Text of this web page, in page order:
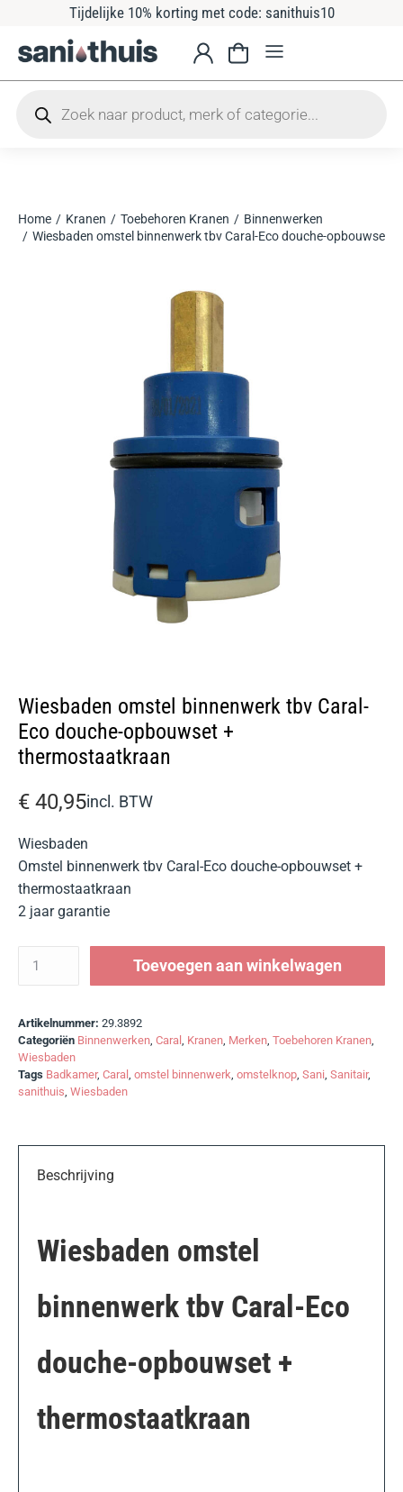
Tijdelijke 10% korting met code: sanithuis10
Je bent hier:
Home Kranen Toebehoren Kranen
Binnenwerken
Wiesbaden omstel binnenwerk tbv Caral-Eco douche-opbouwset
Wiesbaden omstel binnenwerk tbv Caral-
Eco douche-opbouwset +
thermostaatkraan
€ 40,95incl. BTW
Wiesbaden
Omstel binnenwerk tbv Caral-Eco douche-opbouwset +
thermostaatkraan
2 jaar garantie
Toevoegen aan winkelwagen
Artikelnummer: 29.3892
Categoriën Binnenwerken, Caral , Kranen, Merken, Toebehoren Kranen,
Wiesbaden
Tags Badkamer, Caral , omstel binnenwerk, omstelknop, Sani, Sanitair,
sanithuis, Wiesbaden
Beschrijving
Wiesbaden omstel
binnenwerk tbv Caral-Eco
douche-opbouwset +
thermostaatkraan